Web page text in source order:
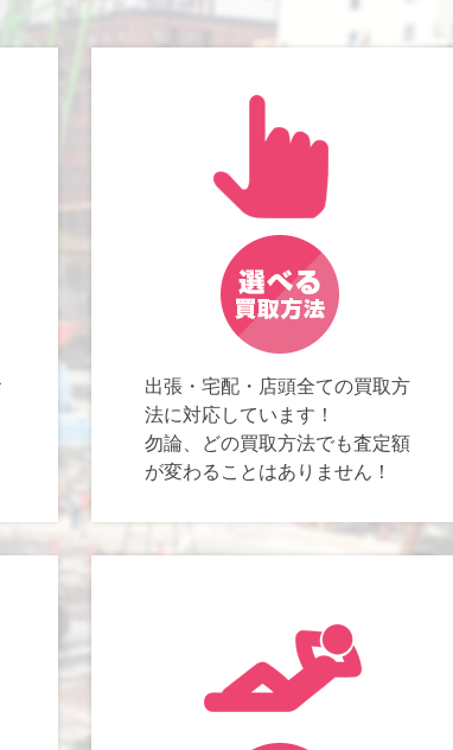
出張・宅配・店頭全ての買取方
法に対応しています！
勿論、どの買取方法でも査定額
が変わることはありません！